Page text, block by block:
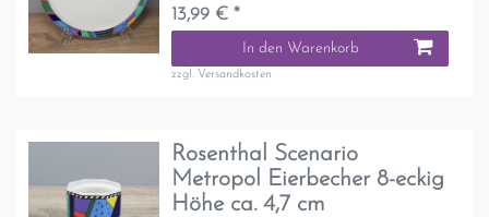
13,99 € *
In den Warenkorb
zzgl. Versandkosten
Rosenthal Scenario
Metropol Eierbecher 8-eckig
Höhe ca. 4,7 cm